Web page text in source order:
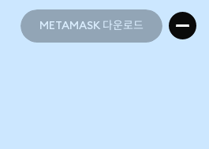
METAMASK 다운로드